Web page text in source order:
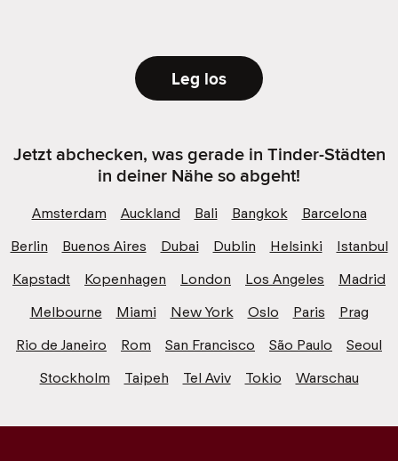
Leg los
Jetzt abchecken, was gerade in Tinder-Städten
in deiner Nähe so abgeht!
Amsterdam Auckland Bali Bangkok
Barcelona
Berlin
Buenos Aires Dubai Dublin Helsinki
Istanbul
Kapstadt
Kopenhagen London Los Angeles
Madrid
Melbourne
Miami New York Oslo Paris
Prag
Rio de Janeiro
Rom San Francisco São Paulo
Seoul
Stockholm
Taipeh Tel Aviv Tokio Warschau